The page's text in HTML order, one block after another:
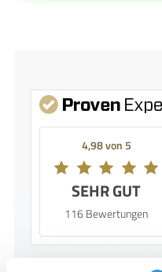
4,98 von 5
SEHR GUT
116 Bewertungen